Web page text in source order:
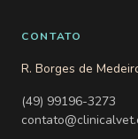
CONTATO
R. Borges de
(49) 99196-3273